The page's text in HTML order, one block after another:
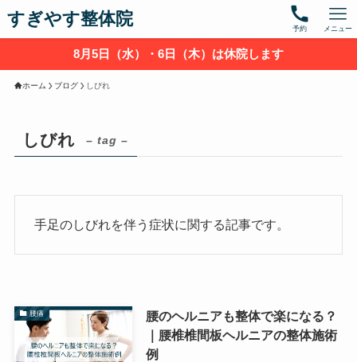
すぎやす整体院 予約 メニュー
8月5日（水）・6日（木）は休院します
ホーム ブログ しびれ
しびれ – tag –
手足のしびれを伴う症状に関する記事です。
腰痛
腰のヘルニアも整体で楽になる？
｜腰椎椎間板ヘルニアの整体施術
例